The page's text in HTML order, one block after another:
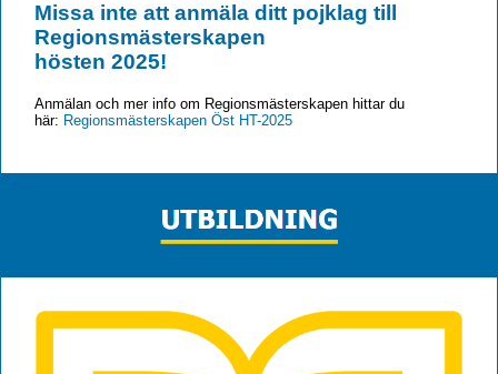
Missa inte att anmäla ditt pojklag till
Regionsmästerskapen
hösten 2025!
Anmälan och mer info om Regionsmästerskapen hittar du
här: Regionsmästerskapen Öst HT-2025